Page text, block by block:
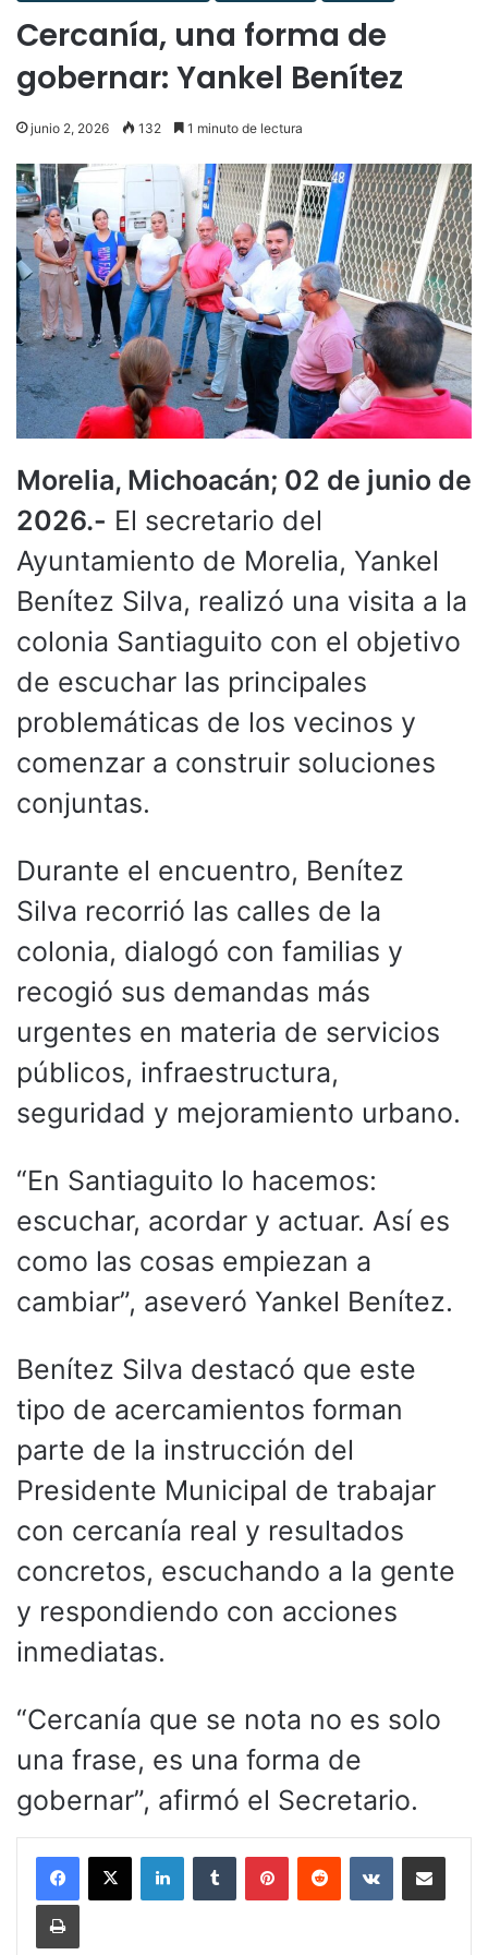
Cercanía, una forma de
gobernar: Yankel Benítez
junio 2, 2026 132 1 minuto de lectura
Morelia, Michoacán; 02 de junio de
2026.- El secretario del
Ayuntamiento de Morelia, Yankel
Benítez Silva, realizó una visita a la
colonia Santiaguito con el objetivo
de escuchar las principales
problemáticas de los vecinos y
comenzar a construir soluciones
conjuntas.
Durante el encuentro, Benítez
Silva recorrió las calles de la
colonia, dialogó con familias y
recogió sus demandas más
urgentes en materia de servicios
públicos, infraestructura,
seguridad y mejoramiento urbano.
“En Santiaguito lo hacemos:
escuchar, acordar y actuar. Así es
como las cosas empiezan a
cambiar”, aseveró Yankel Benítez.
Benítez Silva destacó que este
tipo de acercamientos forman
parte de la instrucción del
Presidente Municipal de trabajar
con cercanía real y resultados
concretos, escuchando a la gente
y respondiendo con acciones
inmediatas.
“Cercanía que se nota no es solo
una frase, es una forma de
gobernar”, afirmó el Secretario.
LinkedInTumblr PinterestReddit VKontakteCompartir por
Imprimir